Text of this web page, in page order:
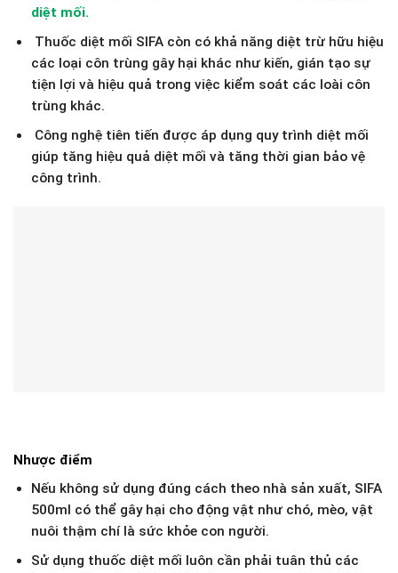
diệt mối.
Thuốc diệt mối SIFA còn có khả năng diệt trừ hữu hiệu
các loại côn trùng gây hại khác như kiến, gián tạo sự
tiện lợi và hiệu quả trong việc kiểm soát các loài côn
trùng khác.
Công nghệ tiên tiến được áp dụng quy trình diệt mối
giúp tăng hiệu quả diệt mối và tăng thời gian bảo vệ
công trình.
Nhược điểm
Nếu không sử dụng đúng cách theo nhà sản xuất, SIFA
500ml có thể gây hại cho động vật như chó, mèo, vật
nuôi thậm chí là sức khỏe con người.
Sử dụng thuốc diệt mối luôn cần phải tuân thủ các